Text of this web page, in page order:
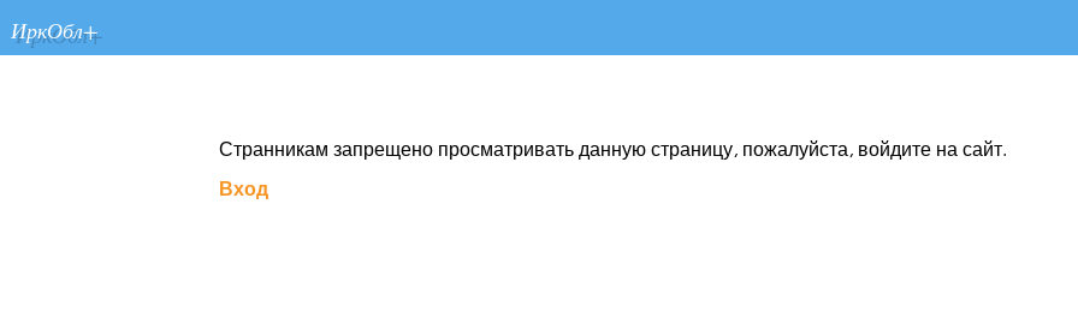
ИркОбл+
Странникам запрещено просматривать данную страницу, пожалуйста, войдите на сайт.
Вход